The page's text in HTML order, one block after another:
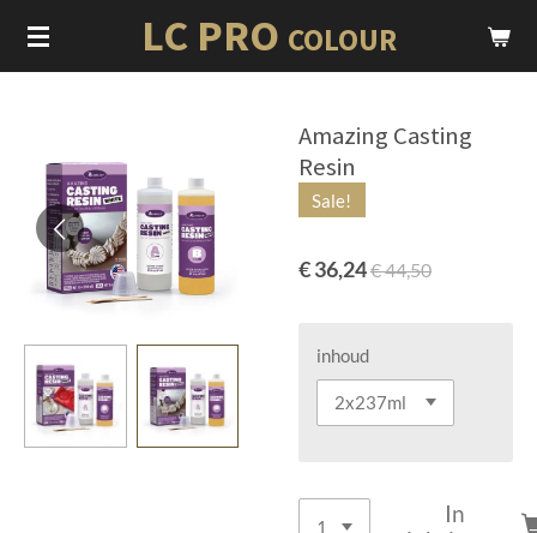
Ga
direct
LC PRO COLOUR
Amazing Casting
Resin
Sale!
€ 36,24€ 44,50
inhoud
In